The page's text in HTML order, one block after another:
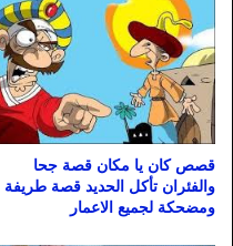
قصص كان يا مكان قصة جحا
والفئران تأكل الحديد قصة طريفة
ومضحكة لجميع الاعمار